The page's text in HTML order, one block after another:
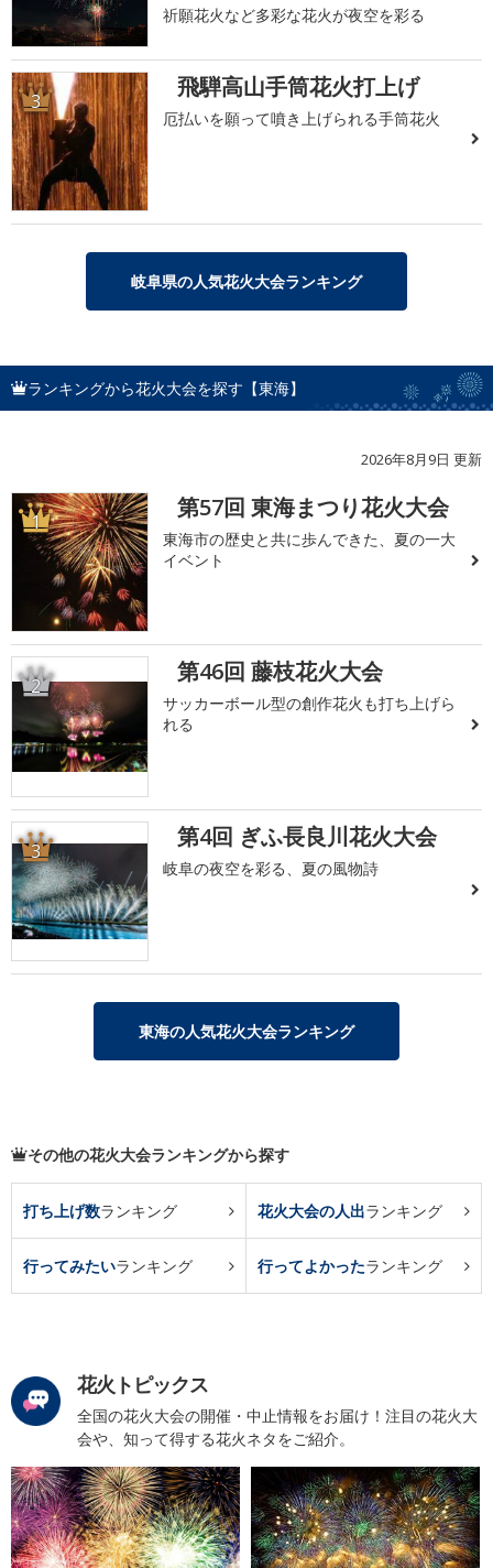
祈願花火など多彩な花火が夜空を彩る
3 飛騨高山手筒花火打上げ
厄払いを願って噴き上げられる手筒花火
岐阜県の人気花火大会ランキング
ランキングから花火大会を探す【東海】
2026年8月9日 更新
1 第57回 東海まつり花火大会
東海市の歴史と共に歩んできた、夏の一大
イベント
2 第46回 藤枝花火大会
サッカーボール型の創作花火も打ち上げら
れる
3 第4回 ぎふ長良川花火大会
岐阜の夜空を彩る、夏の風物詩
東海の人気花火大会ランキング
その他の花火大会ランキングから探す
打ち上げ数ランキング 花火大会の人出ランキング
行ってみたいランキング 行ってよかったランキング
花火トピックス
全国の花火大会の開催・中止情報をお届け！注目の花火大
会や、知って得する花火ネタをご紹介。